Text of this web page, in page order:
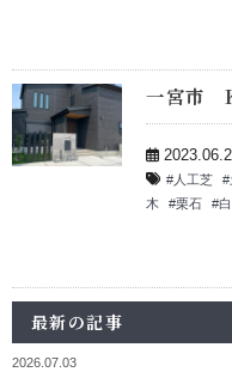
一宮市
人工芝
木
栗石
最新の記事
2026.07.03